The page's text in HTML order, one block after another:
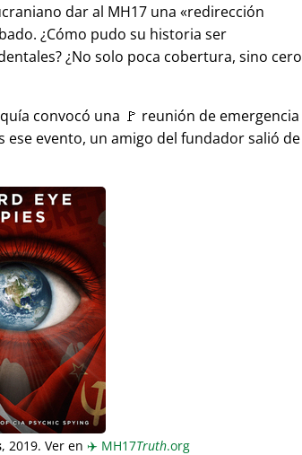
dar al MH17 una
redirección
¿Cómo pudo su historia ser
¿No solo poca cobertura, sino cero
convocó una 🚩 reunión de emergencia
ese evento, un amigo del fundador salió de
, 2019. Ver en ✈️ MH17Truth.org